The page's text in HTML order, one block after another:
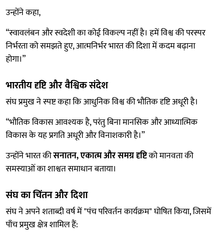
उन्होंने कहा,
“स्वावलंबन और स्वदेशी का कोई विकल्प नहीं है। हमें विश्व की परस्पर
निर्भरता को समझते हुए, आत्मनिर्भर भारत की दिशा में कदम बढ़ाना
होगा।”
भारतीय दृष्टि और वैश्विक संदेश
संघ प्रमुख ने स्पष्ट कहा कि आधुनिक विश्व की भौतिक दृष्टि अधूरी है।
“भौतिक विकास आवश्यक है, परंतु बिना मानसिक और आध्यात्मिक
विकास के यह प्रगति अधूरी और विनाशकारी है।”
उन्होंने भारत कीसनातन, एकात्म और समग्र दृष्टिको मानवता की
समस्याओं का शाश्वत समाधान बताया।
संघ का चिंतन और दिशा
संघ ने अपने शताब्दी वर्ष में "पंच परिवर्तन कार्यक्रम" घोषित किया, जिसमें
पाँच प्रमुख क्षेत्र शामिल हैं: